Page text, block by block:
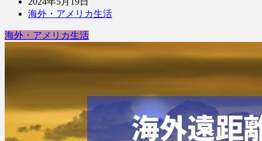
海外・アメリカ生活
海外・アメリカ生活